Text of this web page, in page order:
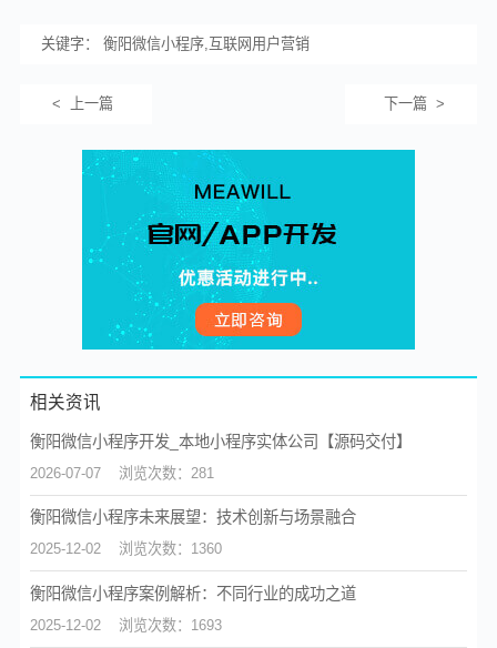
关键字： 衡阳微信小程序,互联网用户营销
< 上一篇 下一篇 >
相关资讯
衡阳微信小程序开发_本地小程序实体公司【源码交付】
2026-07-07 浏览次数：281
衡阳微信小程序未来展望：技术创新与场景融合
2025-12-02 浏览次数：1360
衡阳微信小程序案例解析：不同行业的成功之道
2025-12-02 浏览次数：1693